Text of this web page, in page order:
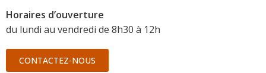
Horaires d’ouverture
du lundi au vendredi de 8h30 à 12h
CONTACTEZ-NOUS